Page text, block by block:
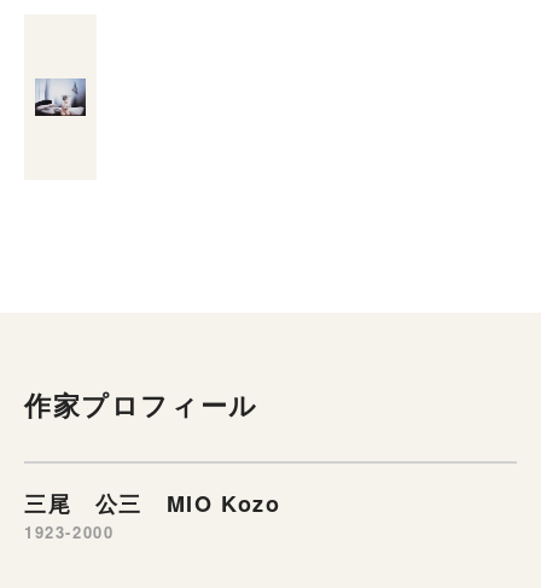
作家プロフィール
三尾 公三 MIO Kozo
1923-2000